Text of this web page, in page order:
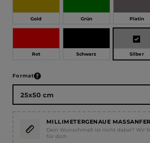
Gold Grün Platin
Rot Schwarz Silber
Formatauswählen
MILLIMETERGENAUE
Dein Wunschmaß ist nicht dabei? Wir
für dich.